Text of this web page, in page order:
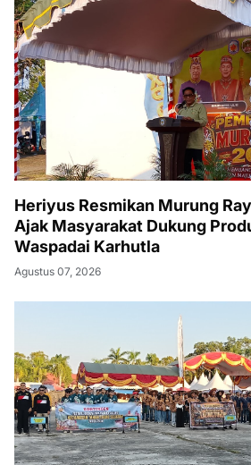
Heriyus Resmikan Murung
Ajak Masyarakat Dukung
Waspadai Karhutla
Agustus 07, 2026